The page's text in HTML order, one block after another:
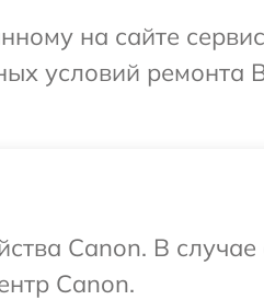
на сайте
условий ремонта
Canon. В
Canon.